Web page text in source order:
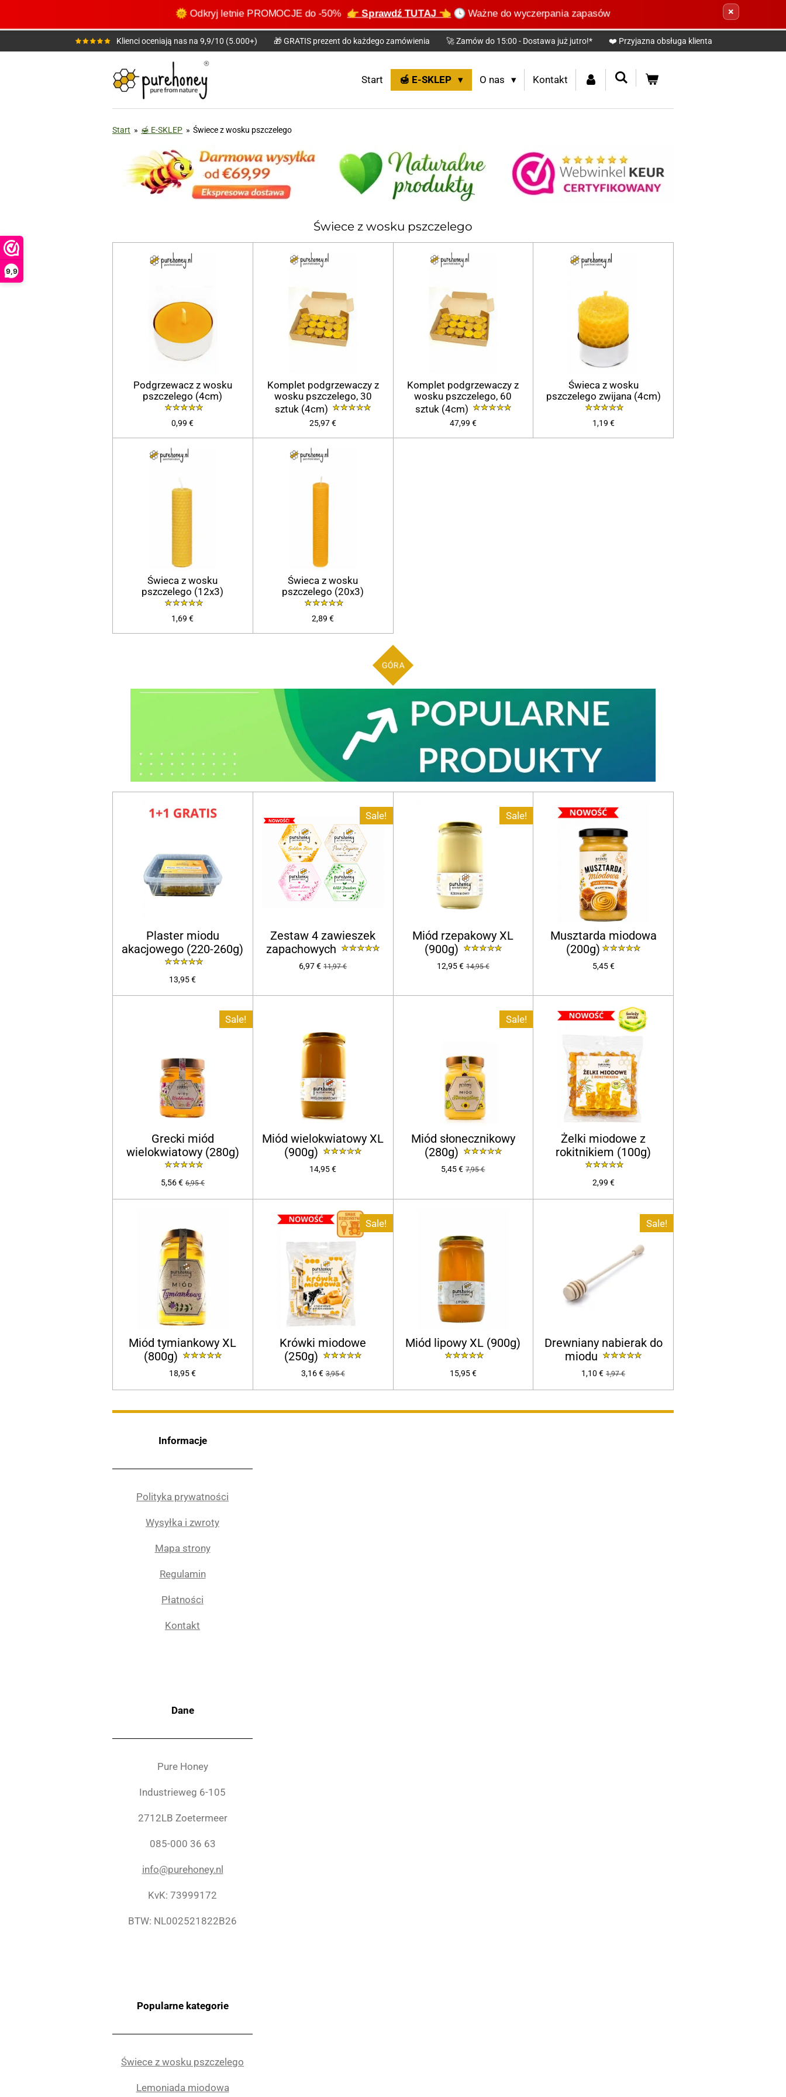
9,9
🌞 Odkryj letnie PROMOCJE do -50% 👉 Sprawdź TUTAJ 👈 🕓 Ważne do wyczerpania zapasów ×
treści
Klienci oceniają nas na 9,9/10 (5.000+) 🎁 GRATIS prezent do każdego zamówienia 🚀 Zamów do 15:00 - Dostawa już jutro!* ❤️ Przyjazna obsługa klienta
Start 🍯 E-SKLEP O nas Kontakt
Start » 🍯 E-SKLEP » Świece z wosku pszczelego
Świece z wosku pszczelego
Podgrzewacz z wosku
pszczelego (4cm)
0,99 €
Komplet podgrzewaczy z
wosku pszczelego, 30
sztuk (4cm)
25,97 €
Komplet podgrzewaczy z
wosku pszczelego, 60
sztuk (4cm)
47,99 €
Świeca z wosku
pszczelego zwijana (4cm)
1,19 €
Świeca z wosku
pszczelego (12x3)
1,69 €
Świeca z wosku
pszczelego (20x3)
2,89 €
GÓRA
Plaster miodu
akacjowego (220-260g)
13,95 €
Sale!
Zestaw 4 zawieszek
zapachowych
6,97 € 11,97 €
Sale!
Miód rzepakowy XL
(900g)
12,95 € 14,95 €
Musztarda miodowa
(200g)
5,45 €
Sale!
Grecki miód
wielokwiatowy (280g)
5,56 € 6,95 €
Miód wielokwiatowy XL
(900g)
14,95 €
Sale!
Miód słonecznikowy
(280g)
5,45 € 7,95 €
Żelki miodowe z
rokitnikiem (100g)
2,99 €
Miód tymiankowy XL
(800g)
18,95 €
Sale!
Krówki miodowe
(250g)
3,16 € 3,95 €
Miód lipowy XL (900g)
15,95 €
Sale!
Drewniany nabierak do
miodu
1,10 € 1,97 €
Informacje
Polityka prywatności
Wysyłka i zwroty
Mapa strony
Regulamin
Płatności
Kontakt
Dane
Pure Honey
Industrieweg 6-105
2712LB Zoetermeer
085-000 36 63
info@purehoney.nl
KvK: 73999172
BTW: NL002521822B26
Popularne kategorie
Świece z wosku pszczelego
Lemoniada miodowa